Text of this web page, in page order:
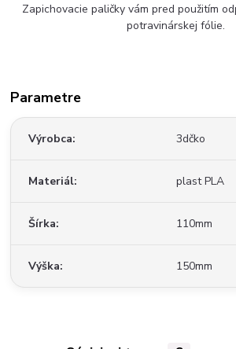
Zapichovacie paličky vám pred použitím
potravinárskej fólie.
Parametre
Výrobca 3dčko
Materiál plast PLA
Šírka 110mm
Výška 150mm